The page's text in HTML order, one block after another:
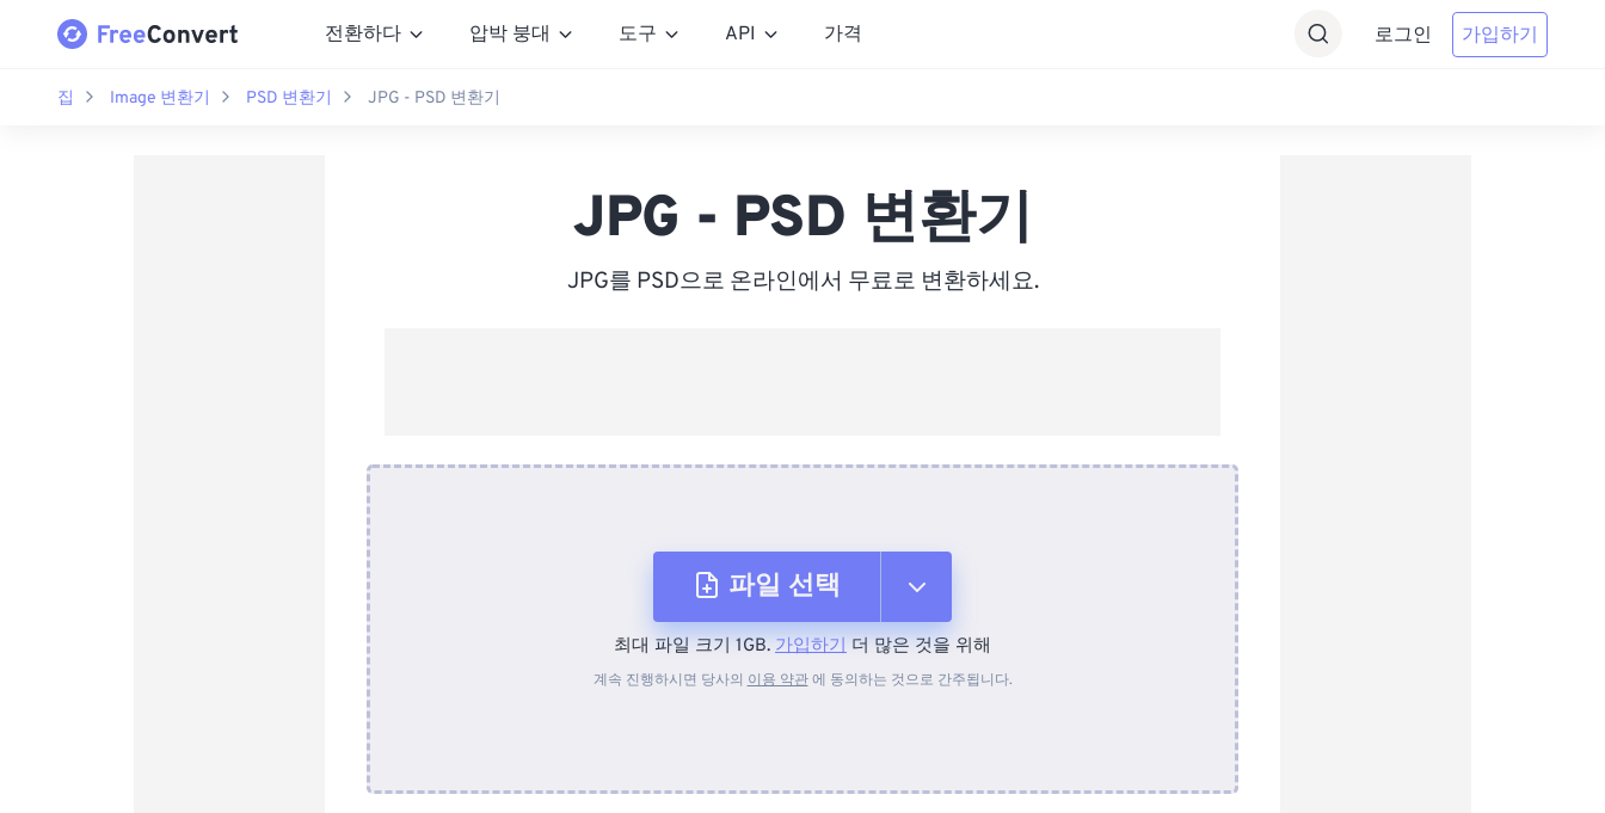
전환하다 압박 붕대 도구 API 가격 로그인 가입하기
집 Image 변환기 PSD 변환기 JPG - PSD 변환기
JPG - PSD 변환기
JPG를 PSD으로 온라인에서 무료로 변환하세요.
파일 선택
장치에서
최대 파일 크기 1GB. 가입하기 더 많은 것을 위해
계속 진행하시면 당사의 이용 약관에 동의하는 것으로 간주됩니다.